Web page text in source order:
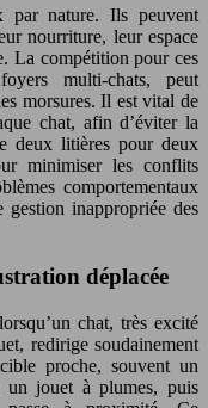
par nature. Ils peuvent
nourriture, leur espace
La compétition pour ces
multi-chats, peut
morsures. Il est vital de
chat, afin d’éviter la
deux litières pour deux
minimiser les conflits
comportementaux
gestion inappropriée des
déplacée
chat, très excité
redirige soudainement
proche, souvent un
un jouet à plumes, puis